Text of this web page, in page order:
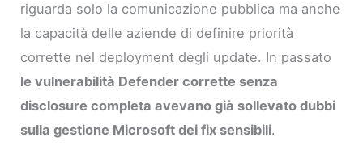
riguarda solo la comunicazione pubblica ma anche
la capacità delle aziende di definire priorità
corrette nel deployment degli update. In passato
le vulnerabilità Defender corrette senza
disclosure completa avevano già sollevato dubbi
sulla gestione Microsoft dei fix sensibili.